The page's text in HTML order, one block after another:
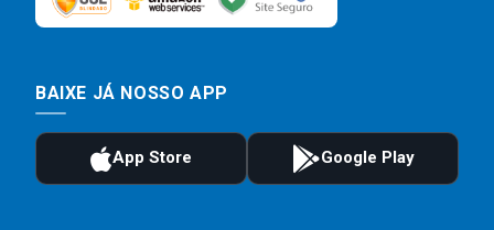
BAIXE JÁ NOSSO APP